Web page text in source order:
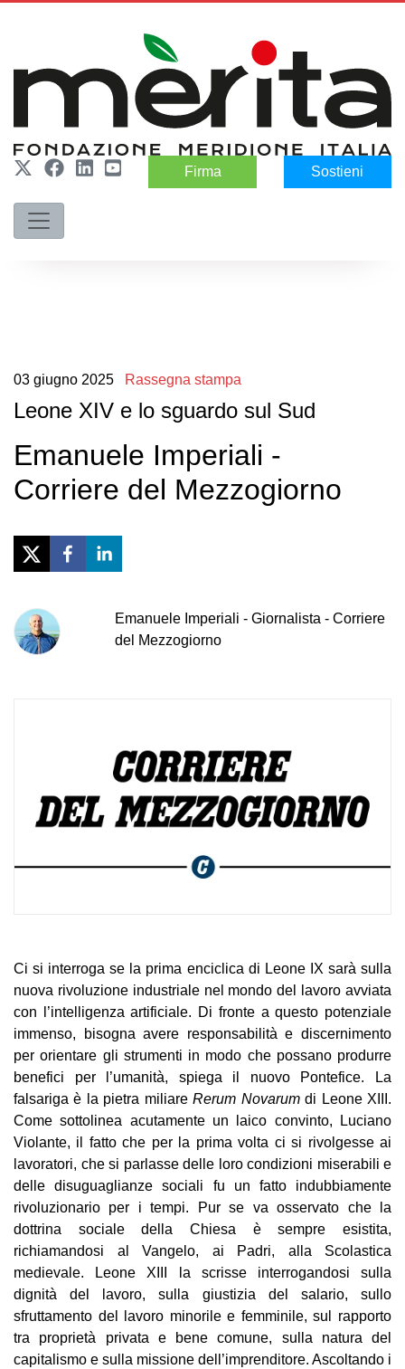
Firma Sostieni
03 giugno 2025 Rassegna stampa
Leone XIV e lo sguardo sul Sud
Emanuele Imperiali -
Corriere del Mezzogiorno
Emanuele Imperiali - Giornalista - Corriere
del Mezzogiorno
Ci si interroga se la prima enciclica di Leone IX sarà sulla
nuova rivoluzione industriale nel mondo del lavoro avviata
con l’intelligenza artificiale. Di fronte a questo potenziale
immenso, bisogna avere responsabilità e discernimento
per orientare gli strumenti in modo che possano produrre
benefici per l’umanità, spiega il nuovo Pontefice. La
falsariga è la pietra miliareRerum Novarumdi Leone XIII.
Come sottolinea acutamente un laico convinto, Luciano
Violante, il fatto che per la prima volta ci si rivolgesse ai
lavoratori, che si parlasse delle loro condizioni miserabili e
delle disuguaglianze sociali fu un fatto indubbiamente
rivoluzionario per i tempi. Pur se va osservato che la
dottrina sociale della Chiesa è sempre esistita,
richiamandosi al Vangelo, ai Padri, alla Scolastica
medievale. Leone XIII la scrisse interrogandosi sulla
dignità del lavoro, sulla giustizia del salario, sullo
sfruttamento del lavoro minorile e femminile, sul rapporto
tra proprietà privata e bene comune, sulla natura del
capitalismo e sulla missione dell’imprenditore. Ascoltando i